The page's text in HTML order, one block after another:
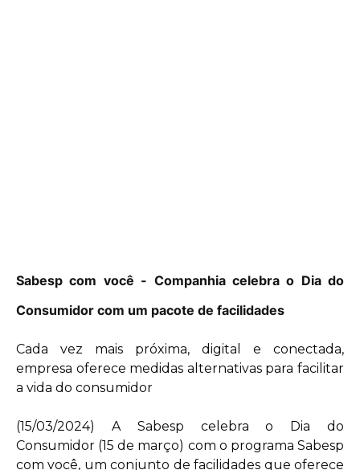
Sabesp com você - Companhia celebra o Dia do
Consumidor com um pacote de facilidades
Cada vez mais próxima, digital e conectada,
empresa oferece medidas alternativas para facilitar
a vida do consumidor
(15/03/2024) A Sabesp celebra o Dia do
Consumidor (15 de março) com o programa Sabesp
com você, um conjunto de facilidades que oferece